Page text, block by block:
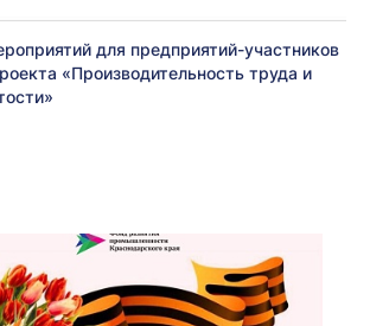
для предприятий-участников
«Производительность труда и